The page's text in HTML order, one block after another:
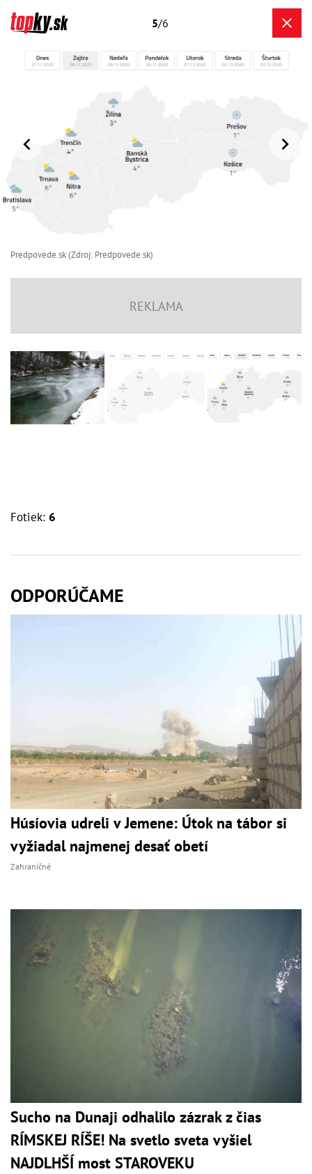
5/6
Predpovede.sk (Zdroj: Predpovede.sk)
Fotiek: 6
ODPORÚČAME
Húsíovia udreli v Jemene: Útok na tábor si
vyžiadal najmenej desať obetí
Zahraničné
Sucho na Dunaji odhalilo zázrak z čias
RÍMSKEJ RÍŠE! Na svetlo sveta vyšiel
NAJDLHŠÍ most STAROVEKU